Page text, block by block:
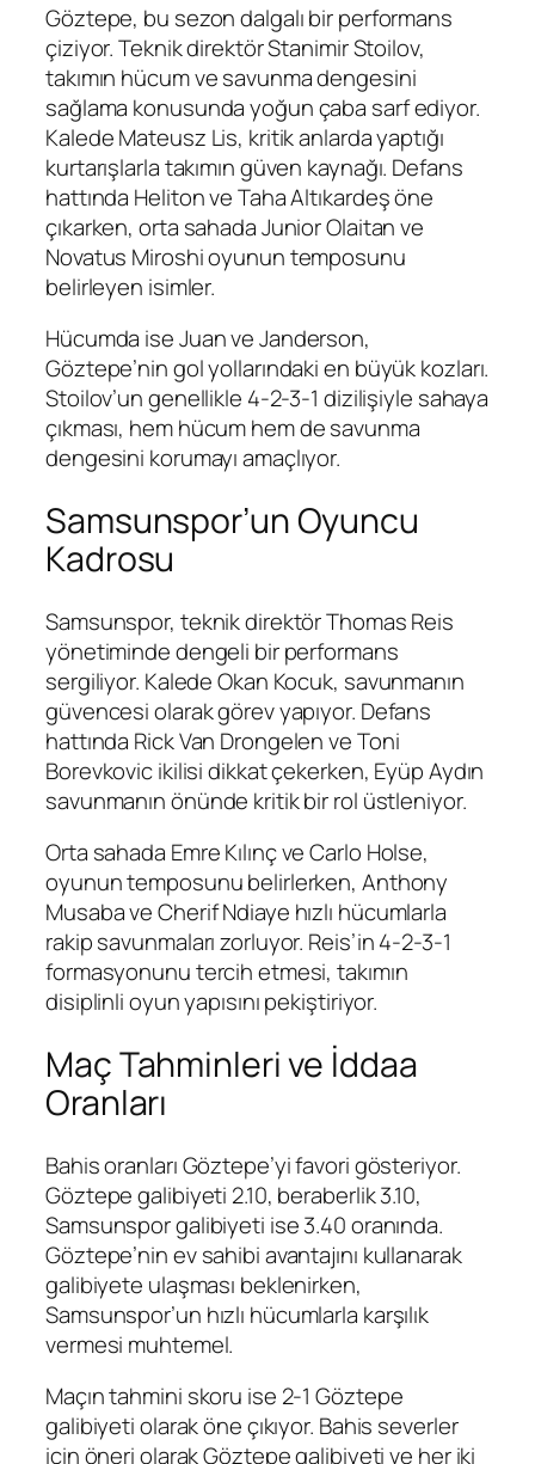
Göztepe, bu sezon dalgalı bir performans
çiziyor. Teknik direktör Stanimir Stoilov,
takımın hücum ve savunma dengesini
sağlama konusunda yoğun çaba sarf ediyor.
Kalede Mateusz Lis, kritik anlarda yaptığı
kurtarışlarla takımın güven kaynağı. Defans
hattında Heliton ve Taha Altıkardeş öne
çıkarken, orta sahada Junior Olaitan ve
Novatus Miroshi oyunun temposunu
belirleyen isimler.
Hücumda ise Juan ve Janderson,
Göztepe’nin gol yollarındaki en büyük kozları.
Stoilov’un genellikle 4-2-3-1 dizilişiyle sahaya
çıkması, hem hücum hem de savunma
dengesini korumayı amaçlıyor.
Samsunspor’un Oyuncu
Kadrosu
Samsunspor, teknik direktör Thomas Reis
yönetiminde dengeli bir performans
sergiliyor. Kalede Okan Kocuk, savunmanın
güvencesi olarak görev yapıyor. Defans
hattında Rick Van Drongelen ve Toni
Borevkovic ikilisi dikkat çekerken, Eyüp Aydın
savunmanın önünde kritik bir rol üstleniyor.
Orta sahada Emre Kılınç ve Carlo Holse,
oyunun temposunu belirlerken, Anthony
Musaba ve Cherif Ndiaye hızlı hücumlarla
rakip savunmaları zorluyor. Reis’in 4-2-3-1
formasyonunu tercih etmesi, takımın
disiplinli oyun yapısını pekiştiriyor.
Maç Tahminleri ve İddaa
Oranları
Bahis oranları Göztepe’yi favori gösteriyor.
Göztepe galibiyeti 2.10, beraberlik 3.10,
Samsunspor galibiyeti ise 3.40 oranında.
Göztepe’nin ev sahibi avantajını kullanarak
galibiyete ulaşması beklenirken,
Samsunspor’un hızlı hücumlarla karşılık
vermesi muhtemel.
Maçın tahmini skoru ise 2-1 Göztepe
galibiyeti olarak öne çıkıyor. Bahis severler
için öneri olarak Göztepe galibiyeti ve her iki